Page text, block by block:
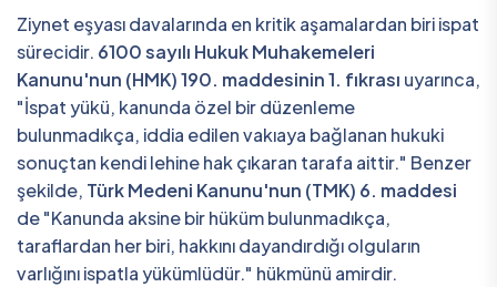
Ziynet eşyası davalarında en kritik aşamalardan biri ispat
sürecidir. 6100 sayılı Hukuk Muhakemeleri
Kanunu'nun (HMK) 190. maddesinin 1. fıkrası uyarınca,
"İspat yükü, kanunda özel bir düzenleme
bulunmadıkça, iddia edilen vakıaya bağlanan hukuki
sonuçtan kendi lehine hak çıkaran tarafa aittir." Benzer
şekilde, Türk Medeni Kanunu'nun (TMK) 6. maddesi
de "Kanunda aksine bir hüküm bulunmadıkça,
taraflardan her biri, hakkını dayandırdığı olguların
varlığını ispatla yükümlüdür." hükmünü amirdir.